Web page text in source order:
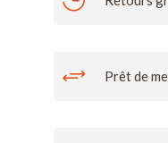
+ Prêt de